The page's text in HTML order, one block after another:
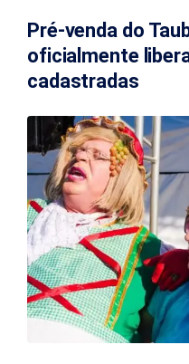
Pré-venda do
oficialmente
cadastradas